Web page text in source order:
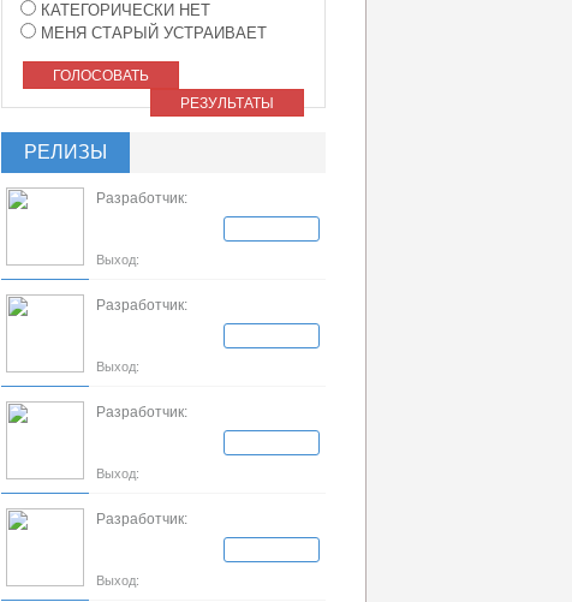
КАТЕГОРИЧЕСКИ НЕТ
МЕНЯ СТАРЫЙ УСТРАИВАЕТ
ГОЛОСОВАТЬ
РЕЗУЛЬТАТЫ
РЕЛИЗЫ
Разработчик:
Выход:
Разработчик:
Выход:
Разработчик:
Выход:
Разработчик:
Выход: